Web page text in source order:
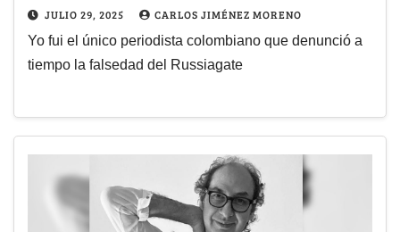
JULIO 29, 2025 CARLOS JIMÉNEZ MORENO
Yo fui el único periodista colombiano que denunció a
tiempo la falsedad del Russiagate